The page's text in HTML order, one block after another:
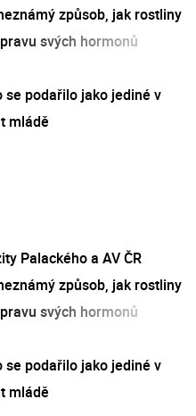
způsob, jak rostliny
svých hormonů
se podařilo jako jediné v
mládě
Palackého a AV ČR
způsob, jak rostliny
svých hormonů
se podařilo jako jediné v
mládě